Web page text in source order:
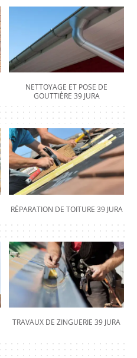
NETTOYAGE ET POSE DE
GOUTTIÈRE 39 JURA
RÉPARATION DE TOITURE 39 JURA
TRAVAUX DE ZINGUERIE 39 JURA